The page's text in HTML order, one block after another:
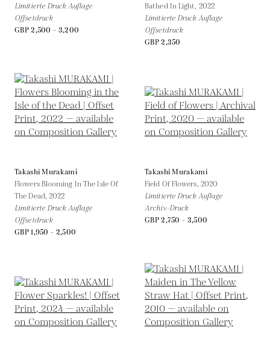
Limitierte Druck Auflage
Offsetdruck
GBP 2,500 - 3,200
Bathed In Light, 2022
Limitierte Druck Auflage
Offsetdruck
GBP 2,350
Takashi Murakami
Flowers Blooming In The Isle Of
The Dead, 2022
Limitierte Druck Auflage
Offsetdruck
GBP 1,950 - 2,500
Takashi Murakami
Field Of Flowers, 2020
Limitierte Druck Auflage
Archiv-Druck
GBP 2,750 - 3,500